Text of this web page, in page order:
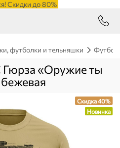
Скидки до 80%
футболки и тельняшки
«Оружие ты
Скидка 40%
Новинка